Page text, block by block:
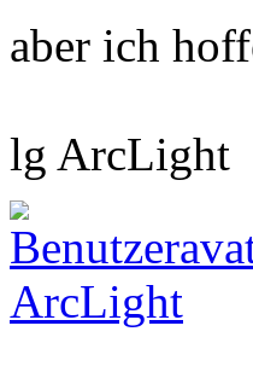
aber ich
lg ArcLight
ArcLight